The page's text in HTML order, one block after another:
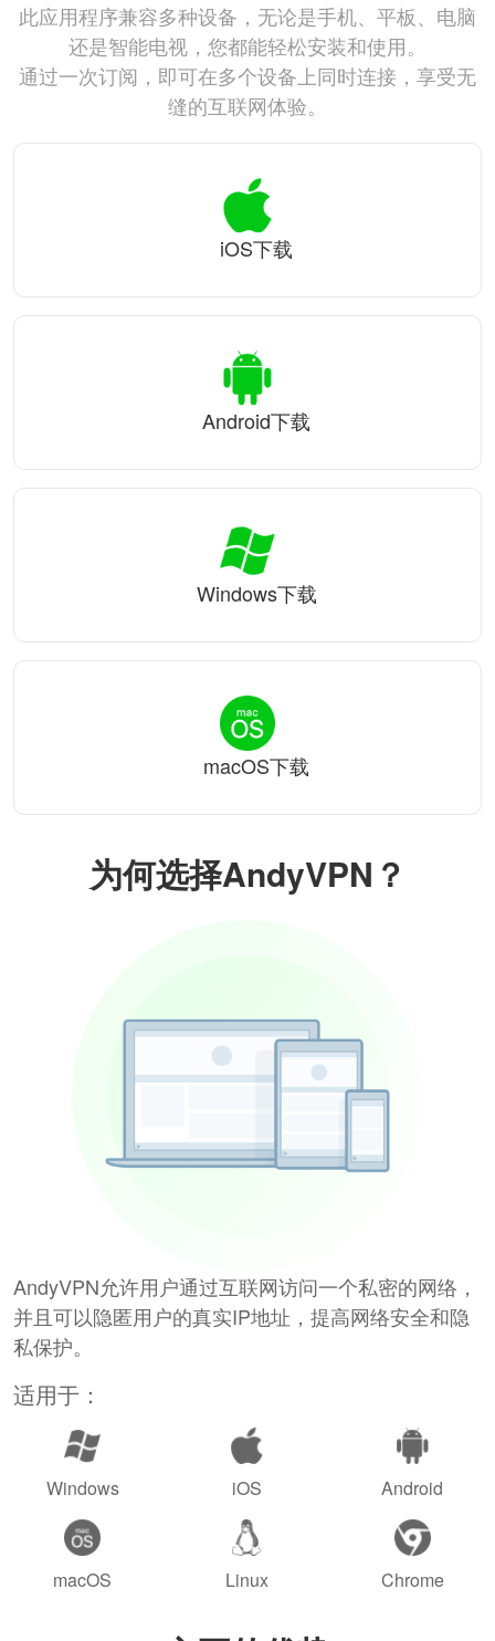
为何选择AndyVPN？
AndyVPN允许用户通过互联网访问一个私密的网络，
并且可以隐匿用户的真实IP地址，提高网络安全和隐
私保护。
适用于：
Windows iOS Android
macOS Linux Chrome
此应用程序兼容多种设备，无论是手机、平板、电脑
还是智能电视，您都能轻松安装和使用。
通过一次订阅，即可在多个设备上同时连接，享受无
缝的互联网体验。
iOS下载
Android下载
Windows下载
macOS下载